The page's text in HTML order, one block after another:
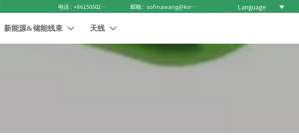
电话 : +8615050271688 邮箱：sofinawang@ksrcd.com Language 
新能源&储能线束  天线 